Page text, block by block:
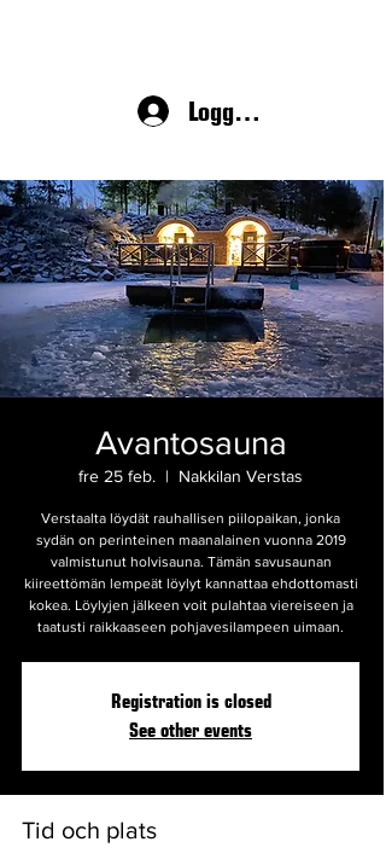
Logga in
Avantosauna
fre 25 feb.
  |
Nakkilan Verstas
Verstaalta löydät rauhallisen piilopaikan, jonka
sydän on perinteinen maanalainen vuonna 2019
valmistunut holvisauna. Tämän savusaunan
kiireettömän lempeät löylyt kannattaa ehdottomasti
kokea. Löylyjen jälkeen voit pulahtaa viereiseen ja
taatusti raikkaaseen pohjavesilampeen uimaan.
Registration is closed
See other events
Tid och plats